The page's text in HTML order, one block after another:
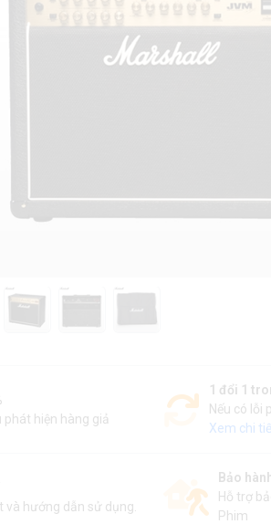
phát hiện hàng giả
1 đổi 1
Nếu có lỗi
Xem chi
và hướng dẫn sử dụng.
Bảo
Hỗ trợ
Phim